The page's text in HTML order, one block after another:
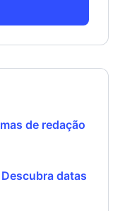
de redação
datas